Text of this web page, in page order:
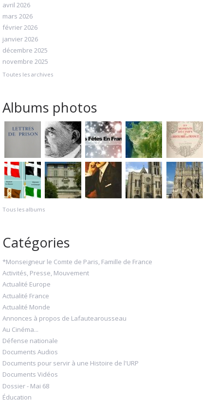
avril 2026
mars 2026
février 2026
janvier 2026
décembre 2025
novembre 2025
Toutes les archives
Albums photos
Tous les albums
Catégories
*Monseigneur le Comte de Paris, Famille de France
Activités, Presse, Mouvement
Actualité Europe
Actualité France
Actualité Monde
Annonces à propos de Lafautearousseau
Au Cinéma...
Défense nationale
Documents Audios
Documents pour servir à une Histoire de l'URP
Documents Vidéos
Dossier - Mai 68
Éducation